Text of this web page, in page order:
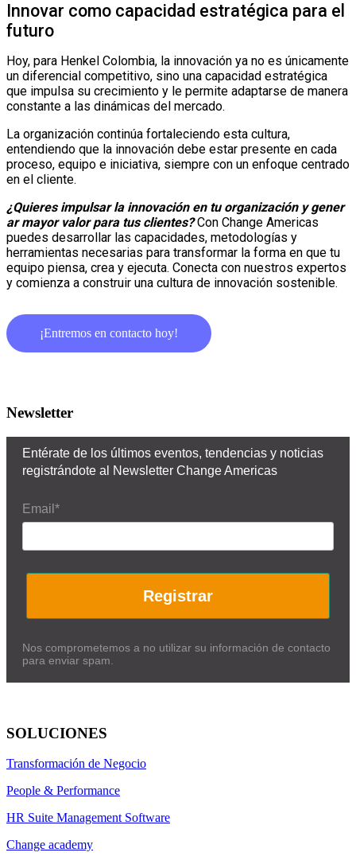
Innovar como capacidad estratégica para el
futuro
Hoy, para Henkel Colombia, la innovación ya no es únicamente
un diferencial competitivo, sino una capacidad estratégica
que impulsa su crecimiento y le permite adaptarse de manera
constante a las dinámicas del mercado.
La organización continúa fortaleciendo esta cultura,
entendiendo que la innovación debe estar presente en cada
proceso, equipo e iniciativa, siempre con un enfoque centrado
en el cliente.
¿Quieres impulsar la innovación en tu organización y gener
ar mayor valor para tus clientes?Con Change Americas
puedes desarrollar las capacidades, metodologías y
herramientas necesarias para transformar la forma en que tu
equipo piensa, crea y ejecuta. Conecta con nuestros expertos
y comienza a construir una cultura de innovación sostenible.
¡Entremos en contacto hoy!
Newsletter
Entérate de los últimos eventos, tendencias y noticias
registrándote al Newsletter Change Americas
Email*
Registrar
Nos comprometemos a no utilizar su información de contacto
para enviar spam.
SOLUCIONES
Transformación de Negocio
People & Performance
HR Suite Management Software
Change academy